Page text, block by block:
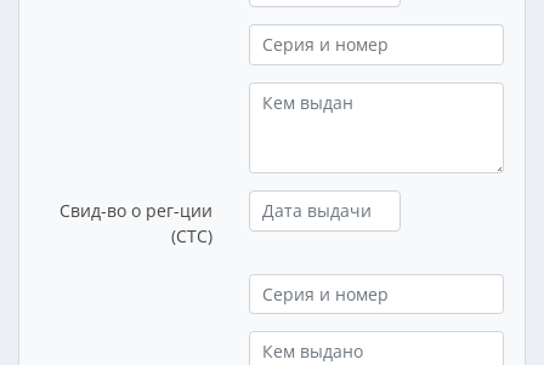
Свид-во о рег-ции
(СТС)